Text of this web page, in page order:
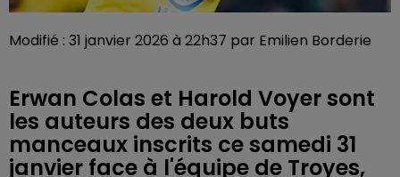
Modifié : 31 janvier 2026 à 22h37 par Emilien Borderie
Erwan Colas et Harold Voyer sont
les auteurs des deux buts
manceaux inscrits ce samedi 31
janvier face à l'équipe de Troyes,